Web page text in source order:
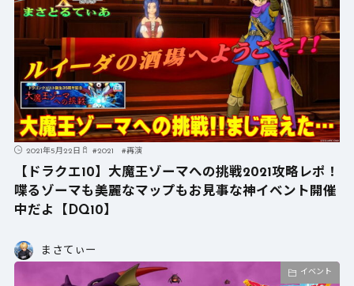
2021年5月22日 #2021 #再演
【ドラクエ10】大魔王ゾーマへの挑戦2021攻略レポ！
喋るゾーマも美麗なマップもお見事な神イベント開催
中だよ【DQ10】
まさてぃー
イベント